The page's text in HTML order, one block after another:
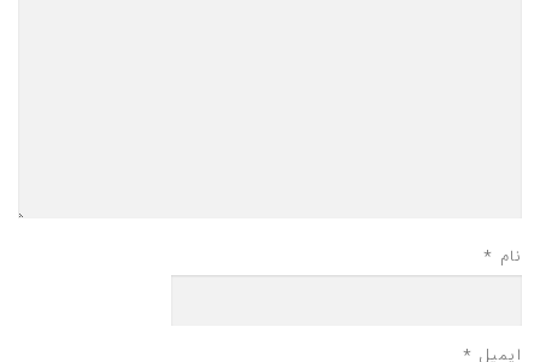
نام *
ایمیل *